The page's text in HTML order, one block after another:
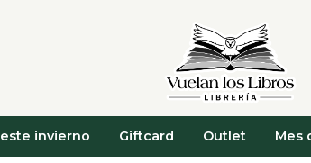
invierno Giftcard Outlet Mes